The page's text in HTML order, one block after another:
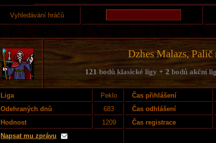
Vyhledávání hráčů
Dzhes Malazs, Palič
121 bodů klasické ligy + 2bodů akční
Liga Peklo Čas přihlášení
Odehraných dnů
683 Čas odhlášení
Hodnost
1209 Čas registrace
Napsat mu zprávu